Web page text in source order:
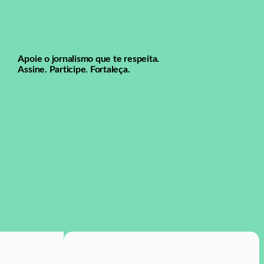
Apoie o jornalismo que te respeita.
Assine. Participe. Fortaleça.